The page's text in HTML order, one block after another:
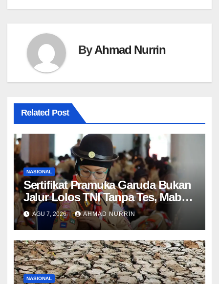
ByAhmad Nurrin
Related Post
NASIONAL
Sertifikat Pramuka Garuda Bukan
Jalur Lolos TNI Tanpa Tes, Mabes
TNI Tegaskan Aturan Seleksi 2025
AGU 7, 2026 AHMAD NURRIN
NASIONAL